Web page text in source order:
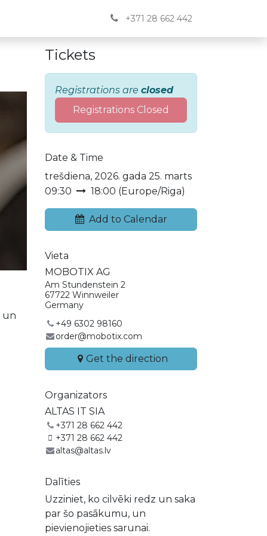
BUJ Kontakti
+371 28 662 442
un
Tickets
Registrations are closed
Registrations Closed
Date & Time
trešdiena, 2026. gada 25. marts
09:30
18:00 (Europe/Riga)
Add to Calendar
Vieta
MOBOTIX AG
Am Stundenstein 2
67722 Winnweiler
Germany
+49 6302 98160
order@mobotix.com
Get the direction
Organizators
ALTAS IT SIA
+371 28 662 442
+371 28 662 442
altas@altas.lv
Dalīties
Uzziniet, ko cilvēki redz un saka
par šo pasākumu, un
pievienojieties sarunai.